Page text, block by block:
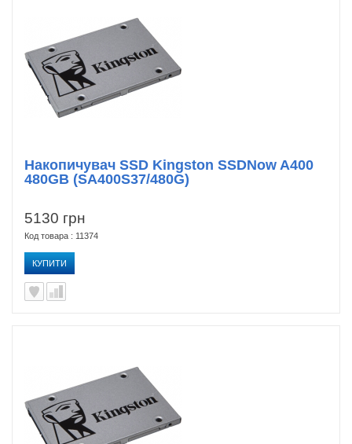
5130 грн
Код товара : 11374
КУПИТИ
Накопичувач SSD Kingston SSDNow A400
480GB (SA400S37/480G)